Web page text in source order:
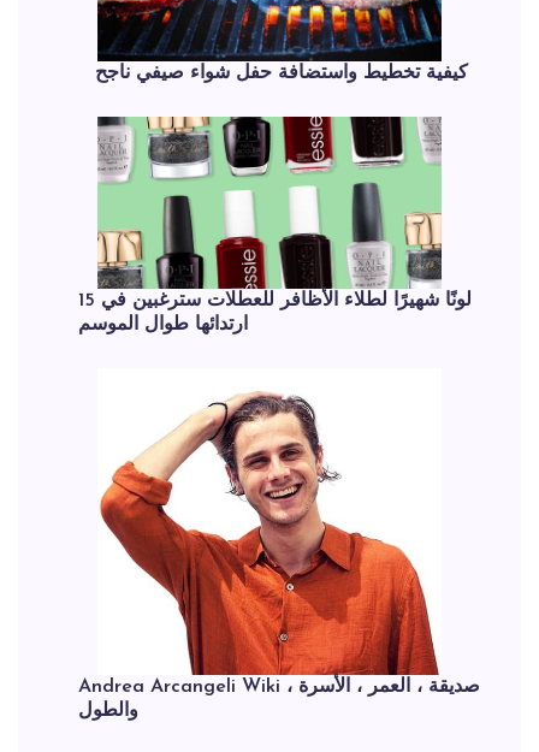
كيفية تخطيط واستضافة حفل شواء صيفي ناجح
15 لونًا شهيرًا لطلاء الأظافر للعطلات سترغبين في
ارتدائها طوال الموسم
Andrea Arcangeli Wiki ، صديقة ، العمر ، الأسرة
والطول